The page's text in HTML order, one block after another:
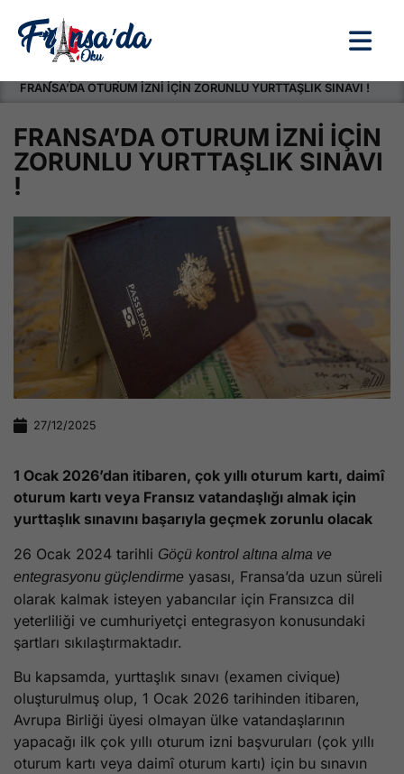
FRANSA’DA OTURUM İZNİ İÇİN ZORUNLU YURTTAŞLIK SINAVI !
FRANSA’DA OTURUM İZNİ İÇİN
ZORUNLU YURTTAŞLIK SINAVI
!
27/12/2025
1 Ocak 2026’dan itibaren, çok yıllı oturum kartı, daimî
oturum kartı veya Fransız vatandaşlığı almak için
yurttaşlık sınavını başarıyla geçmek zorunlu olacak
26 Ocak 2024 tarihli Göçü kontrol altına alma ve
entegrasyonu güçlendirme yasası, Fransa’da uzun süreli
olarak kalmak isteyen yabancılar için Fransızca dil
yeterliliği ve cumhuriyetçi entegrasyon konusundaki
şartları sıkılaştırmaktadır.
Bu kapsamda, yurttaşlık sınavı (examen civique)
oluşturulmuş olup, 1 Ocak 2026 tarihinden itibaren,
Avrupa Birliği üyesi olmayan ülke vatandaşlarının
yapacağı ilk çok yıllı oturum izni başvuruları (çok yıllı
oturum kartı veya daimî oturum kartı) için bu sınavın